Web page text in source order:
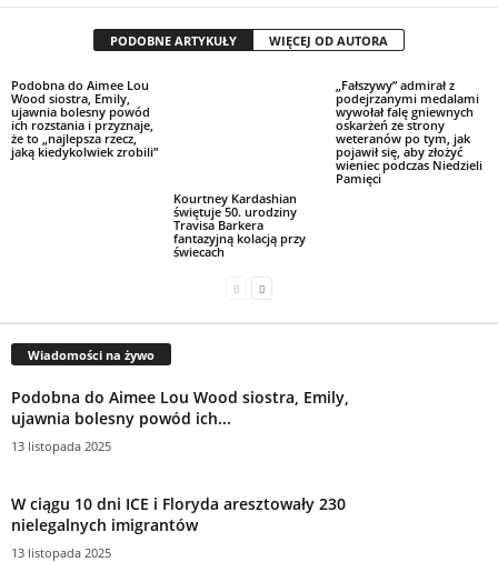
PODOBNE ARTYKUŁY WIĘCEJ OD AUTORA
Podobna do Aimee Lou
Wood siostra, Emily,
ujawnia bolesny powód
ich rozstania i przyznaje,
że to „najlepsza rzecz,
jaką kiedykolwiek zrobili”
Kourtney Kardashian
świętuje 50. urodziny
Travisa Barkera
fantazyjną kolacją przy
świecach
„Fałszywy” admirał z
podejrzanymi medalami
wywołał falę gniewnych
oskarżeń ze strony
weteranów po tym, jak
pojawił się, aby złożyć
wieniec podczas Niedzieli
Pamięci
Wiadomości na żywo
Podobna do Aimee Lou Wood siostra, Emily,
ujawnia bolesny powód ich...
13 listopada 2025
W ciągu 10 dni ICE i Floryda aresztowały 230
nielegalnych imigrantów
13 listopada 2025